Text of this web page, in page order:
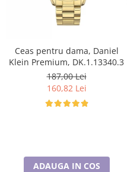
Ceas pentru dama, Daniel
Klein Premium, DK.1.13340.3
187,00 Lei
160,82 Lei
ADAUGA IN COS